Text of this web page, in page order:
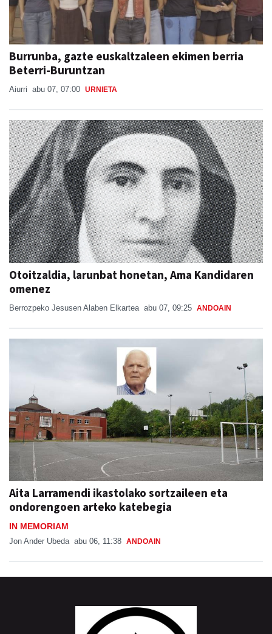
Burrunba, gazte euskaltzaleen ekimen berria
Beterri-Buruntzan
Aiurri abu 07, 07:00 URNIETA
Otoitzaldia, larunbat honetan, Ama Kandidaren
omenez
Berrozpeko Jesusen Alaben Elkartea abu 07, 09:25 ANDOAIN
Aita Larramendi ikastolako sortzaileen eta
ondorengoen arteko katebegia
IN MEMORIAM
Jon Ander Ubeda ANDOAIN